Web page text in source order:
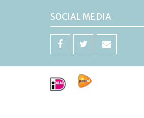
SOCIAL MEDIA